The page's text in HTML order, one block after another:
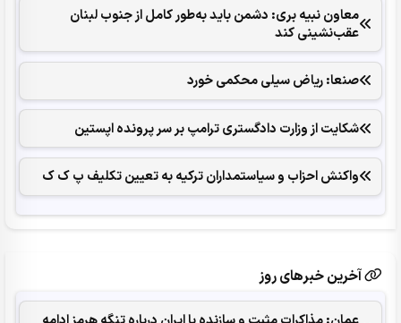
معاون نبیه بری: دشمن باید به‌طور کامل از جنوب لبنان
عقب‌نشینی کند
صنعا: ریاض سیلی محکمی خورد
شکایت از وزارت دادگستری ترامپ بر سر پرونده اپستین
واکنش احزاب و سیاستمداران ترکیه به تعیین تکلیف پ ک ک
آخرین خبرهای روز